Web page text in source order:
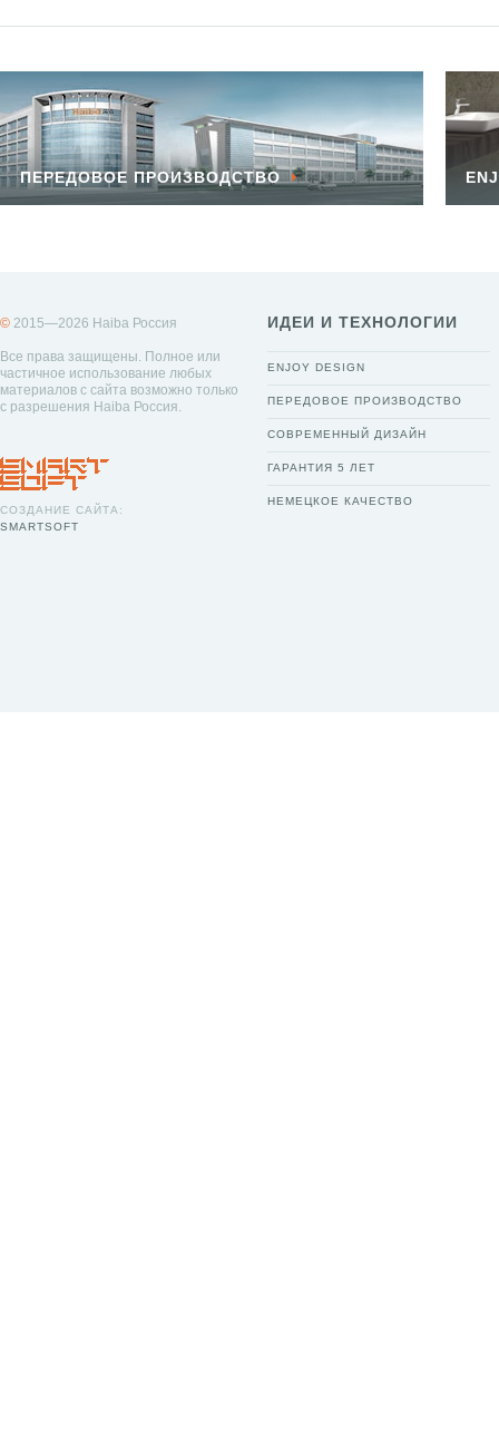
ПЕРЕДОВОЕ ПРОИЗВОДСТВО
© 2015—2026 Haiba Россия
Все права защищены. Полное или
частичное использование любых
материалов с сайта возможно только
с разрешения Haiba Россия.
СОЗДАНИЕ САЙТА:
SMARTSOFT
ИДЕИ И ТЕХНОЛОГИИ
ENJOY DESIGN
ПЕРЕДОВОЕ ПРОИЗВОДСТВО
СОВРЕМЕННЫЙ ДИЗАЙН
ГАРАНТИЯ 5 ЛЕТ
НЕМЕЦКОЕ КАЧЕСТВО